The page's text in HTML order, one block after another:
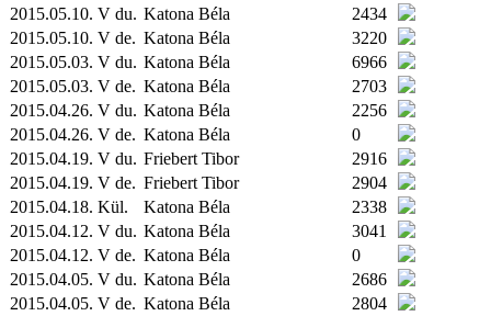
2015.05.10. V du. Katona Béla
2434
2015.05.10. V de. Katona Béla
3220
2015.05.03. V du. Katona Béla
6966
2015.05.03. V de. Katona Béla
2703
2015.04.26. V du. Katona Béla
2256
2015.04.26. V de. Katona Béla
0
2015.04.19. V du. Friebert Tibor
2916
2015.04.19. V de. Friebert Tibor
2904
2015.04.18. Kül. Katona Béla
2338
2015.04.12. V du. Katona Béla
3041
2015.04.12. V de. Katona Béla
0
2015.04.05. V du. Katona Béla
2686
2015.04.05. V de. Katona Béla
2804